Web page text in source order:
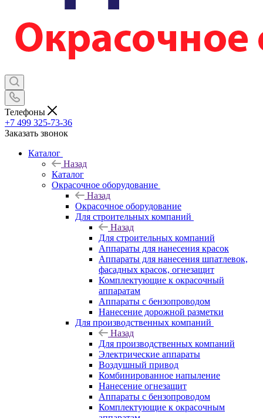
Телефоны
+7 499 325-73-36
Заказать звонок
Каталог
Назад
Каталог
Окрасочное оборудование
Назад
Окрасочное оборудование
Для строительных компаний
Назад
Для строительных компаний
Аппараты для нанесения красок
Аппараты для нанесения шпатлевок,
фасадных красок, огнезащит
Комплектующие к окрасочный
аппаратам
Аппараты с бензопроводом
Нанесение дорожной разметки
Для производственных компаний
Назад
Для производственных компаний
Электрические аппараты
Воздушный привод
Комбинированное напыление
Нанесение огнезащит
Аппараты с бензопроводом
Комплектующие к окрасочным